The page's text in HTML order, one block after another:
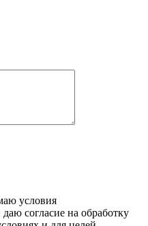
условия
согласие на обработку